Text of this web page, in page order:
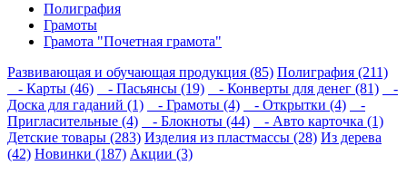
Полиграфия
Грамоты
Грамота "Почетная грамота"
Развивающая и обучающая продукция (85) Полиграфия (211)
- Карты (46)
- Пасьянсы (19) - Конверты для денег (81)
-
Доска для гаданий (1)
- Грамоты (4) - Открытки (4)
-
Пригласительные (4)
- Блокноты (44)
- Авто карточка (1)
Детские товары (283) Изделия из пластмассы (28) Из дерева
(42) Новинки (187) Акции (3)